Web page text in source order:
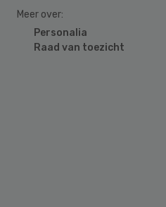
Meer over:
Personalia
Raad van toezicht